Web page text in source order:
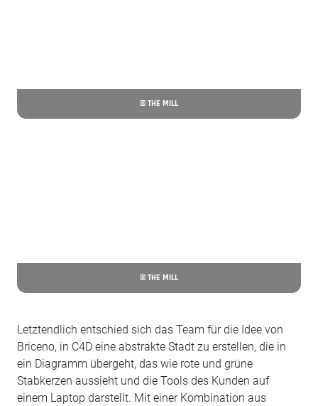
© THE MILL
© THE MILL
Letztendlich entschied sich das Team für die Idee von
Briceno, in C4D eine abstrakte Stadt zu erstellen, die in
ein Diagramm übergeht, das wie rote und grüne
Stabkerzen aussieht und die Tools des Kunden auf
einem Laptop darstellt. Mit einer Kombination aus